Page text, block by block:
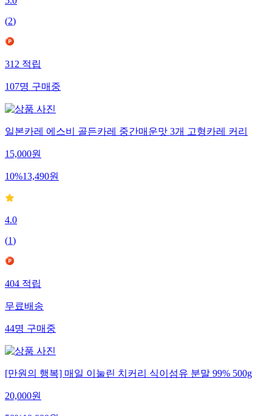
5.0
(2)
312적립
107명구매중
일본카레 에스비 골든카레 중간매운맛 3개 고형카레 커리
15,000원
10%13,490원
4.0
(1)
404적립
무료배송
44명구매중
[만원의 행복] 매일 이눌린 치커리 식이섬유 분말 99% 500g
20,000원